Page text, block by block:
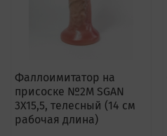
Фаллоимитатор на
присоске №2M SGAN
3X15,5, телесный (14 см
рабочая длина)